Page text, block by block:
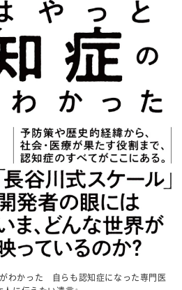
わかった 自らも認知症になった専門医